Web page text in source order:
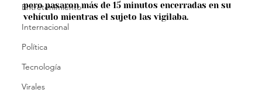
Entretenimiento
Internacional
Política
Tecnología
Virales
pero pasaron más de 15 minutos encerradas en su
vehículo mientras el sujeto las vigilaba.